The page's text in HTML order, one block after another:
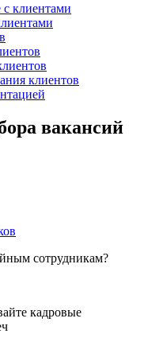
клиентами
клиентов
вакансий
сотрудникам?
кадровые